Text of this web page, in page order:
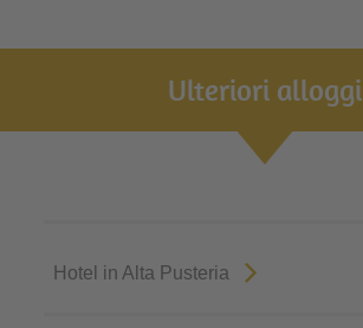
Ulteriori alloggi
Hotel in Alta Pusteria